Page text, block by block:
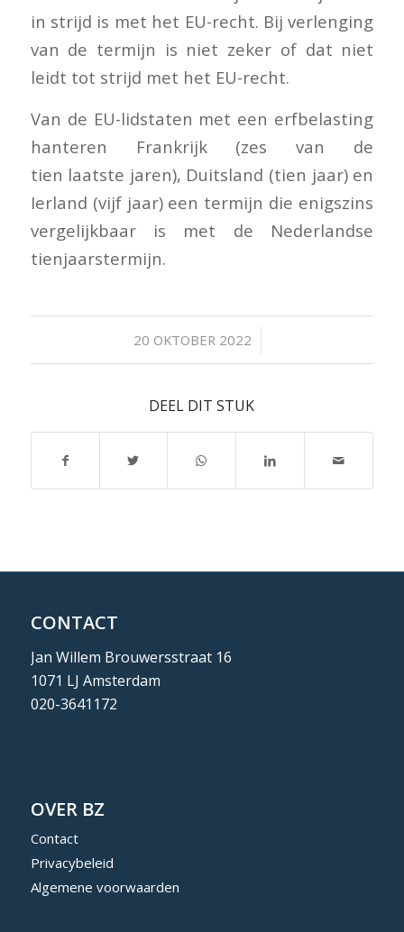
in strijd is met het EU-recht. Bij verlenging
van de termijn is niet zeker of dat niet
leidt tot strijd met het EU-recht.
Van de EU-lidstaten met een erfbelasting
hanteren Frankrijk (zes van de
tien laatste jaren), Duitsland (tien jaar) en
Ierland (vijf jaar) een termijn die enigszins
vergelijkbaar is met de Nederlandse
tienjaarstermijn.
20 OKTOBER 2022
/
DEEL DIT STUK
CONTACT
Jan Willem Brouwersstraat 16
1071 LJ Amsterdam
020-3641172
OVER BZ
Contact
Privacybeleid
Algemene voorwaarden